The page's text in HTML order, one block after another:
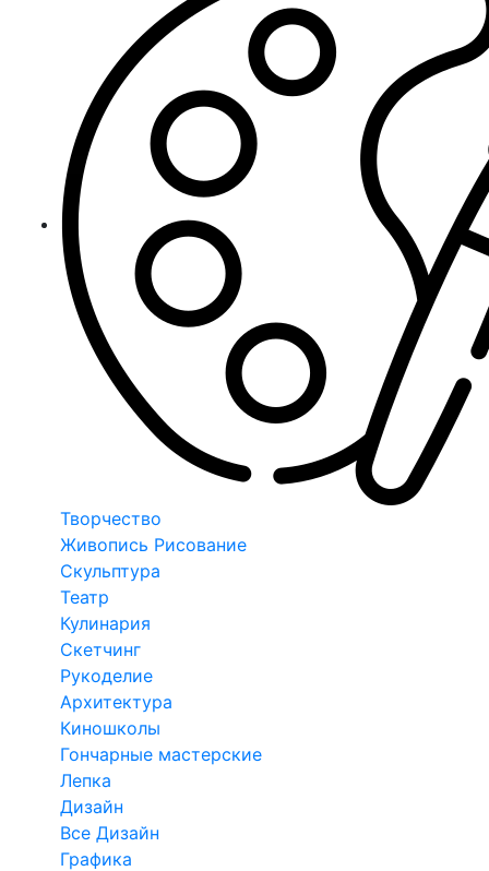
Творчество
Живопись Рисование
Скульптура
Театр
Кулинария
Скетчинг
Рукоделие
Архитектура
Киношколы
Гончарные мастерские
Лепка
Дизайн
Все Дизайн
Графика